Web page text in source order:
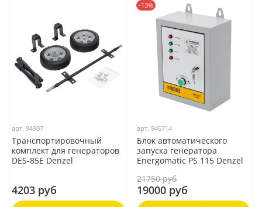
арт.94907
Транспортировочный
комплект для генераторов
DES-85E Denzel
4203 руб
-13%
арт.946714
Блок автоматического
запуска генератора
Energomatic PS 115 Denzel
21750 руб
19000 руб